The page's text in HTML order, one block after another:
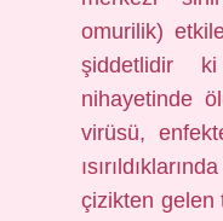
omurilik)
şiddetlidir
nihayetinde
virüsü,
çizikten gelen